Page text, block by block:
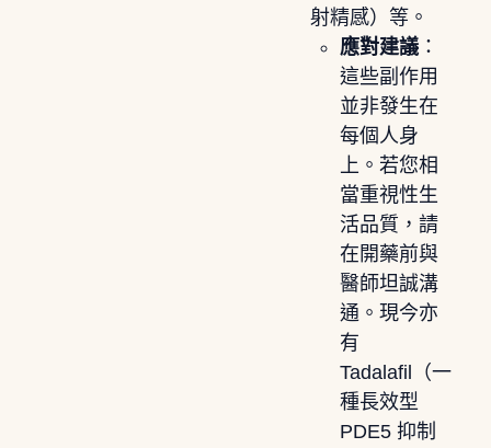
射精感）等。
應對建議：
這些副作用
並非發生在
每個人身
上。若您相
當重視性生
活品質，請
在開藥前與
醫師坦誠溝
通。現今亦
有
Tadalafil（一
種長效型
PDE5 抑制